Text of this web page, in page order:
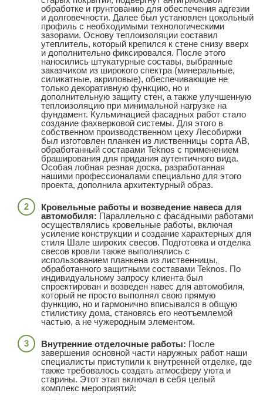
обработке и грунтованию для обеспечения адгезии
и долговечности. Далее был установлен цокольный
профиль с необходимыми технологическими
зазорами. Основу теплоизоляции составил
утеплитель, который крепился к стене снизу вверх
и дополнительно фиксировался. После этого
наносились штукатурные составы, выбранные
заказчиком из широкого спектра (минеральные,
силикатные, акриловые), обеспечивающие не
только декоративную функцию, но и
дополнительную защиту стен, а также улучшенную
теплоизоляцию при минимальной нагрузке на
фундамент. Кульминацией фасадных работ стало
создание фахверковой системы. Для этого в
собственном производственном цеху Лесобиржи
был изготовлен планкен из лиственницы сорта АВ,
обработанный составами Teknos с применением
браширования для придания аутентичного вида.
Особая лобная резная доска, разработанная
нашими профессионалами специально для этого
проекта, дополнила архитектурный образ.
Кровельные работы и возведение навеса для
автомобиля: Параллельно с фасадными работами
осуществлялись кровельные работы, включая
усиление конструкции и создание характерных для
стиля Шале широких свесов. Подготовка и отделка
свесов кровли также выполнялись с
использованием планкена из лиственницы,
обработанного защитными составами Teknos. По
индивидуальному запросу клиента был
спроектирован и возведен навес для автомобиля,
который не просто выполнял свою прямую
функцию, но и гармонично вписывался в общую
стилистику дома, становясь его неотъемлемой
частью, а не чужеродным элементом.
Внутренние отделочные работы: После
завершения основной части наружных работ наши
специалисты приступили к внутренней отделке, где
также требовалось создать атмосферу уюта и
старины. Этот этап включал в себя целый
комплекс мероприятий: